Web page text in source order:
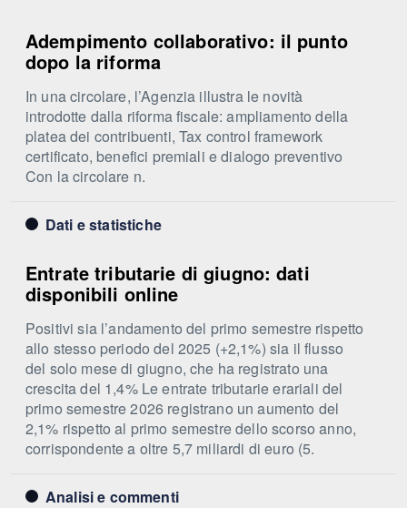
Adempimento collaborativo: il punto
dopo la riforma
In una circolare, l’Agenzia illustra le novità
introdotte dalla riforma fiscale: ampliamento della
platea dei contribuenti, Tax control framework
certificato, benefici premiali e dialogo preventivo
Con la circolare n.
Dati e statistiche
Entrate tributarie di giugno: dati
disponibili online
Positivi sia l’andamento del primo semestre rispetto
allo stesso periodo del 2025 (+2,1%) sia il flusso
del solo mese di giugno, che ha registrato una
crescita del 1,4% Le entrate tributarie erariali del
primo semestre 2026 registrano un aumento del
2,1% rispetto al primo semestre dello scorso anno,
corrispondente a oltre 5,7 miliardi di euro (5.
Analisi e commenti